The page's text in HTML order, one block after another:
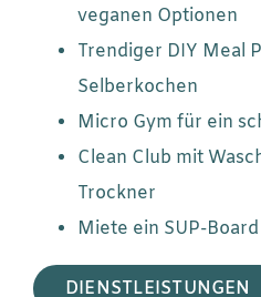
veganen Optionen
Trendiger DIY Meal
Selberkochen
Micro Gym für ein
Clean Club mit
Trockner
Miete ein SUP-
DIENSTLEISTUNGEN